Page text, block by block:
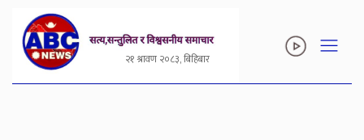
२१ श्रावण २०८३, बिहिबार